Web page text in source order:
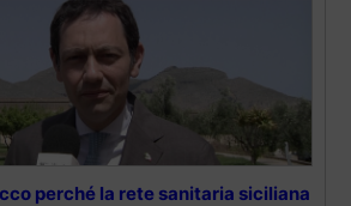
perché la rete sanitaria siciliana